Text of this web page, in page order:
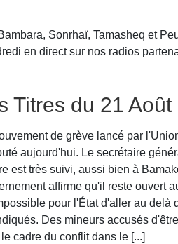
Sonrhaï, Tamasheq et
en direct sur nos radios
Titres du 21 Août
de grève lancé par
aujourd'hui. Le secrétaire
est très suivi, aussi bien à
affirme qu'il reste ouvert
pour l'État d'aller au delà
Des mineurs accusés
cadre du conflit dans le [...]